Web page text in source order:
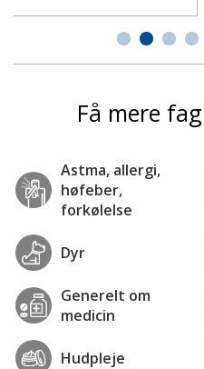
Få mere
Astma, allergi,
høfeber,
forkølelse
Dyr
Generelt om
medicin
Hudpleje